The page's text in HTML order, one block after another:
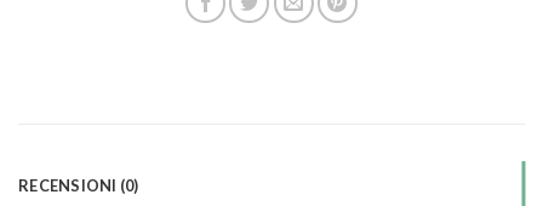
RECENSIONI (0)